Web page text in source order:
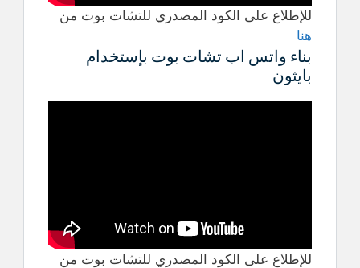
للإطلاع على الكود المصدري للتشات بوت من
هنا
بناء واتس اب تشات بوت بإستخدام
بايثون
للإطلاع على الكود المصدري للتشات بوت من